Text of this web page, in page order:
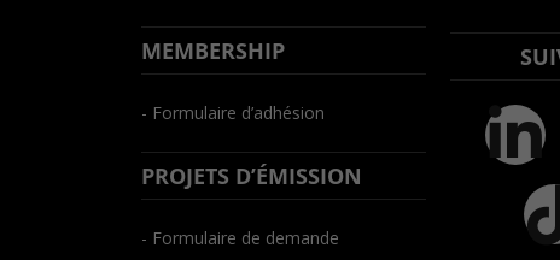
MEMBERSHIP
- Formulaire d’adhésion
PROJETS D’ÉMISSION
- Formulaire de demande